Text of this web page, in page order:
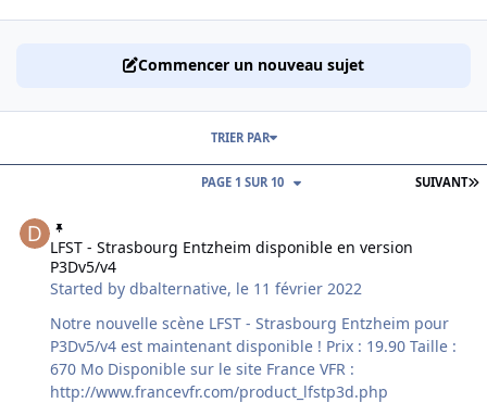
Commencer un nouveau sujet
SUIVANT
PAGE 1 SUR 10
TRIER PAR
LFST - Strasbourg Entzheim disponible en version
P3Dv5/v4
Started bydbalternative, le 11 février 2022
Notre nouvelle scène LFST - Strasbourg Entzheim pour
P3Dv5/v4 est maintenant disponible ! Prix : 19.90 Taille :
670 Mo Disponible sur le site France VFR :
http://www.francevfr.com/product_lfstp3d.php